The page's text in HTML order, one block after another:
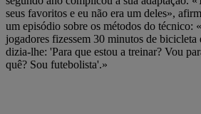
seus favoritos e eu não era um deles»,
um episódio sobre os métodos do técnico:
jogadores fizessem 30 minutos de bicicleta
dizia-lhe: 'Para que estou a treinar? Vou
quê? Sou futebolista'.»